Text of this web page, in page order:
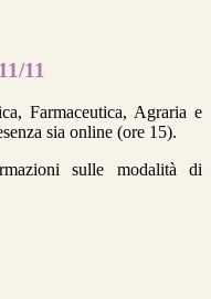
11
Farmaceutica, Agraria e
sia online (ore 15).
sulle modalità di